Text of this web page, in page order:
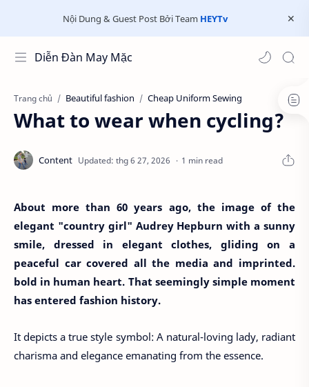
Nội Dung & Guest Post Bởi Team HEYTv
Diễn Đàn May Mặc
Trang chủ Beautiful fashion Cheap Uniform Sewing
What to wear when cycling?
1 min read
About more than 60 years ago, the image of the
elegant "country girl" Audrey Hepburn with a sunny
smile, dressed in elegant clothes, gliding on a
peaceful car covered all the media and imprinted.
bold in human heart. That seemingly simple moment
has entered fashion history.
It depicts a true style symbol: A natural-loving lady, radiant
charisma and elegance emanating from the essence.